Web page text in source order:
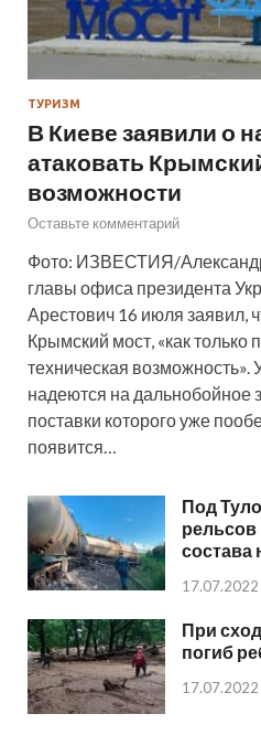
ТУРИЗМ
В Киеве заявили о
атаковать
возможности
Оставьте комментарий
Фото: ИЗВЕСТИЯ/
главы офиса президента
Арестович 16 июля заявил,
Крымский мост, «как только
техническая возможность».
надеются на дальнобойное
поставки которого уже
появится…
Под
рельсов
состава
17.07.2022
При
погиб
17.07.2022